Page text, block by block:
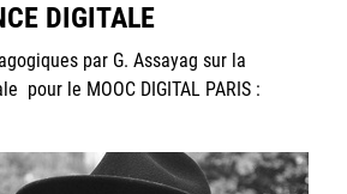
DIGITALE
par G. Assayag sur la
pour le MOOC DIGITAL PARIS :